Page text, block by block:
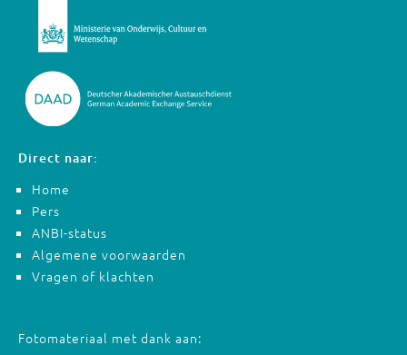
Direct naar:
Home
Pers
ANBI-status
Algemene voorwaarden
Vragen of klachten
Fotomateriaal met dank aan: